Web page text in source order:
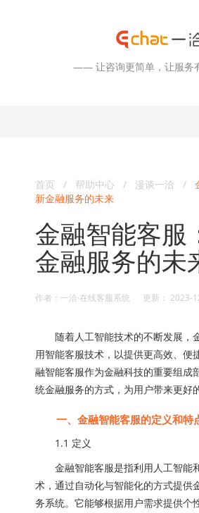
—— 让咨询更简单，让服
首页 / 帮助中心 / 漫谈一洽 /
新金融服务的未来
金融智能客服
金融服务的未
作者：一洽·在线客服系统 更新： 2023-
随着人工智能技术的不断发展，
用智能客服技术，以提供更高效、便
融智能客服作为金融科技的重要组成
统金融服务的方式，为用户带来更好
一、金融智能客服的定义和特
1.1 定义
金融智能客服是指利用人工智能
术，通过自动化与智能化的方式提供
务系统。它能够根据用户需求提供个